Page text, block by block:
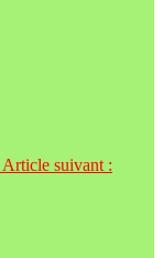
Article suivant :